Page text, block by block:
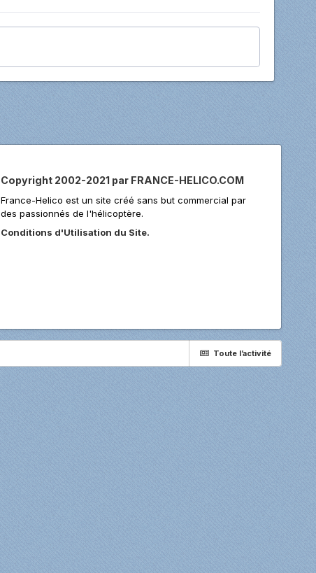
Copyright 2002-2021 par FRANCE-HELICO.COM
France-Helico est un site créé sans but commercial par
des passionnés de l'hélicoptère.
Conditions d'Utilisation du Site.
Toute l’activité